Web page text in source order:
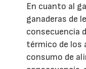
En cuanto al
ganaderas de
consecuencia
térmico de los
consumo de